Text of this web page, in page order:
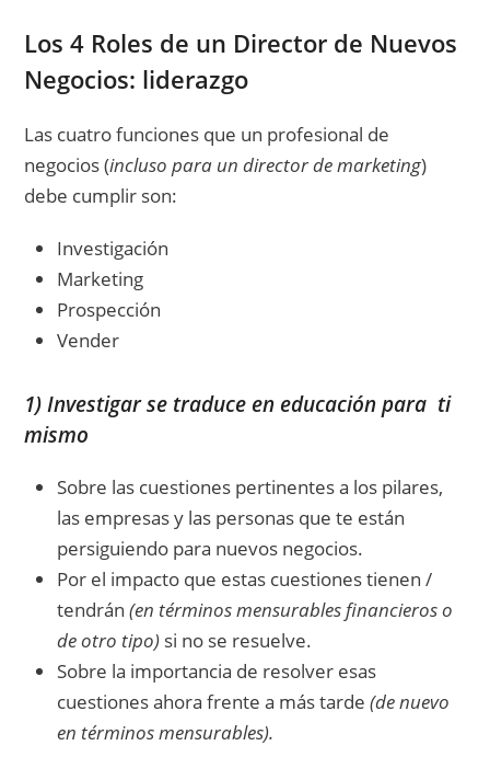
Los 4 Roles de un Director de Nuevos
Negocios: liderazgo
Las cuatro funciones que un profesional de
negocios (incluso para un director de marketing)
debe cumplir son:
Investigación
Marketing
Prospección
Vender
1) Investigar se traduce en educación para ti
mismo
Sobre las cuestiones pertinentes a los pilares,
las empresas y las personas que te están
persiguiendo para nuevos negocios.
Por el impacto que estas cuestiones tienen /
tendrán(en términos mensurables financieros o
de otro tipo) si no se resuelve.
Sobre la importancia de resolver esas
cuestiones ahora frente a más tarde(de nuevo
en términos mensurables).